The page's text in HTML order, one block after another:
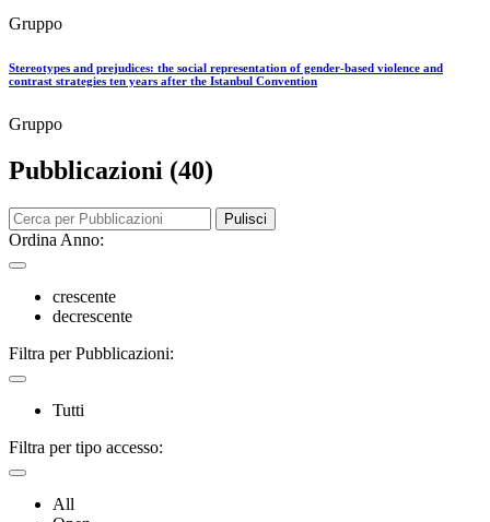
Gruppo
Stereotypes and prejudices: the social representation of gender-based violence and
contrast strategies ten years after the Istanbul Convention
Gruppo
Pubblicazioni (40)
Pulisci
Ordina Anno:
crescente
decrescente
Filtra per Pubblicazioni:
Tutti
Filtra per tipo accesso:
All